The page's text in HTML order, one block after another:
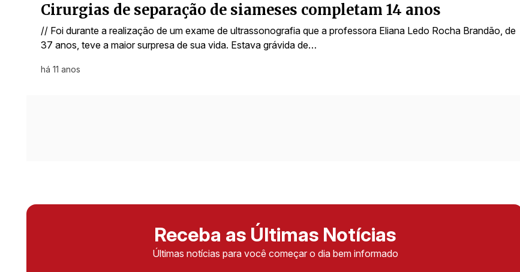
Cirurgias de separação de siameses completam 14 anos
// Foi durante a realização de um exame de ultrassonografia que a professora Eliana Ledo Rocha Brandão, de
37 anos, teve a maior surpresa de sua vida. Estava grávida de…
há 11 anos
Receba as Últimas Notícias
Últimas notícias para você começar o dia bem informado